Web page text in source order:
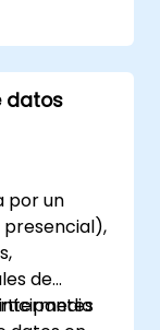
Stratio
calidad y
datos
por un
de